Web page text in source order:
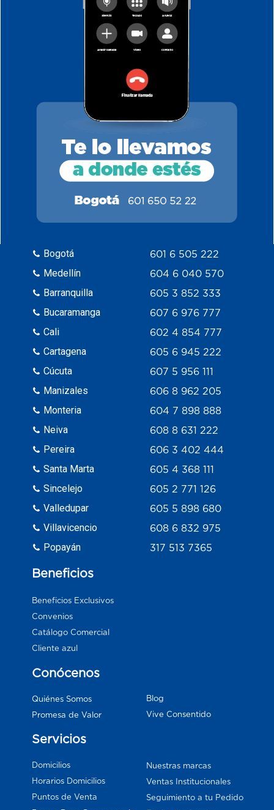
Bogotá
Medellín
Barranquilla
Bucaramanga
Cali
Cartagena
Cúcuta
Manizales
Monteria
Neiva
Pereira
Santa Marta
Sincelejo
Valledupar
Villavicencio
Popayán
601 6 505 222
604 6 040 570
605 3 852 333
607 6 976 777
602 4 854 777
605 6 945 222
607 5 956 111
606 8 962 205
604 7 898 888
608 8 631 222
606 3 402 444
605 4 368 111
605 2 771 126
605 5 898 680
608 6 832 975
317 513 7365
Beneficios
Beneficios Exclusivos
Convenios
Catálogo Comercial
Cliente azul
Conócenos
Quiénes Somos
Promesa de Valor
Blog
Vive Consentido
Servicios
Domicilios
Horarios Domicilios
Puntos de Venta
Nuestras marcas
Ventas Institucionales
Seguimiento a tu Pedido